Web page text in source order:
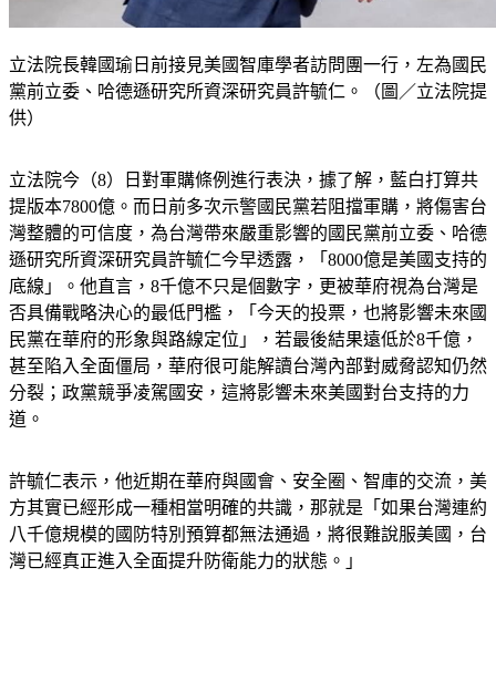
立法院長韓國瑜日前接見美國智庫學者訪問團一行，左為國民
黨前立委、哈德遜研究所資深研究員許毓仁。（圖／立法院提
立法院今（8）日對軍購條例進行表決，據了解，藍白打算共
提版本7800億。而日前多次示警國民黨若阻擋軍購，將傷害台
灣整體的可信度，為台灣帶來嚴重影響的國民黨前立委、哈德
遜研究所資深研究員許毓仁今早透露，「8000億是美國支持的
底線」。他直言，8千億不只是個數字，更被華府視為台灣是
否具備戰略決心的最低門檻，「今天的投票，也將影響未來國
民黨在華府的形象與路線定位」，若最後結果遠低於8千億，
甚至陷入全面僵局，華府很可能解讀台灣內部對威脅認知仍然
分裂；政黨競爭凌駕國安，這將影響未來美國對台支持的力
許毓仁表示，他近期在華府與國會、安全圈、智庫的交流，美
方其實已經形成一種相當明確的共識，那就是「如果台灣連約
八千億規模的國防特別預算都無法通過，將很難說服美國，台